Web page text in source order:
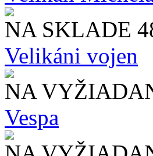
NA SKLADE
Velikáni vojen
NA
Vespa